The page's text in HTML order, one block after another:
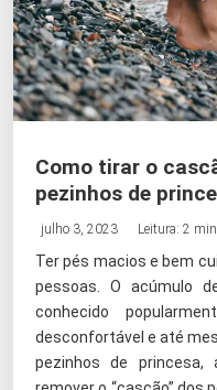
Como tirar o
pezinhos de
julho 3, 2023 Leitura: 2 min
Ter pés macios e bem
pessoas. O acúmulo
conhecido
desconfortável e até
pezinhos de princesa,